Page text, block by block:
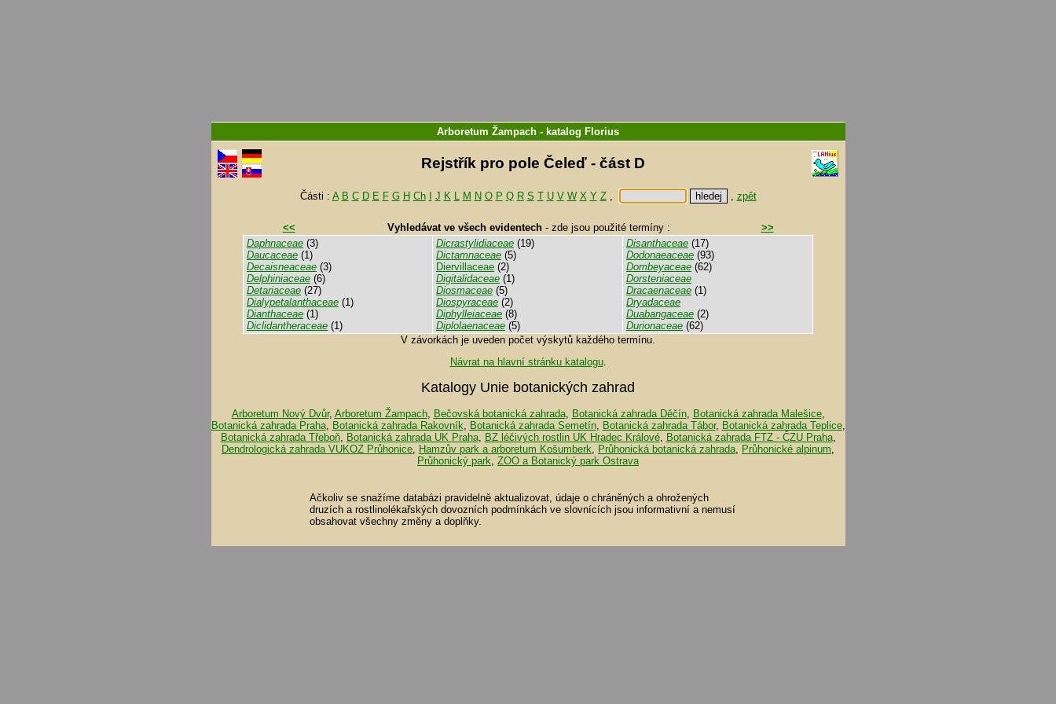
Arboretum Žampach - katalog Florius
Rejstřík pro pole Čeleď - část D
Části : A B C D E F G H Ch J K L M N O P Q R S T U V W X Y Z, , zpět
<< Vyhledávat ve všech evidentech- zde jsou použité termíny :
>>
Daphnaceae (3)
Daucaceae (1)
Decaisneaceae (3)
Delphiniaceae (6)
Detariaceae (27)
Dialypetalanthaceae (1)
Dianthaceae (1)
Diclidantheraceae (1)
Dicrastylidiaceae (19)
Dictamnaceae (5)
Diervillaceae (2)
Digitalidaceae (1)
Diosmaceae (5)
Diospyraceae (2)
Diphylleiaceae (8)
Diplolaenaceae (5)
Disanthaceae (17)
Dodonaeaceae (93)
Dombeyaceae (62)
Dorsteniaceae
Dracaenaceae (1)
Dryadaceae
Duabangaceae (2)
Durionaceae (62)
V závorkách je uveden počet výskytů každého termínu.
Návrat na hlavní stránku katalogu.
Katalogy Unie botanických zahrad
Arboretum Nový Dvůr, Arboretum Žampach, Bečovská botanická zahrada, Botanická zahrada Děčín, Botanická zahrada Malešice,
Botanická zahrada Praha, Botanická zahrada Rakovník Botanická zahrada Semetín, Botanická zahrada Tábor, Botanická zahrada Teplice,
Botanická zahrada Třeboň, Botanická zahrada UK Praha, BZ léčivých rostlin UK Hradec Králové, Botanická zahrada FTZ - ČZU Praha,
Dendrologická zahrada VUKOZ Průhonice
Hamzův park a arboretum Košumberk Průhonická botanická zahrada Průhonické alpinum
Průhonický park ZOO a Botanický park Ostrava
Ačkoliv se snažíme databázi pravidelně aktualizovat, údaje o chráněných a ohrožených
druzích a rostlinolékařských dovozních podmínkách ve slovnících jsou informativní a nemusí
obsahovat všechny změny a doplňky.